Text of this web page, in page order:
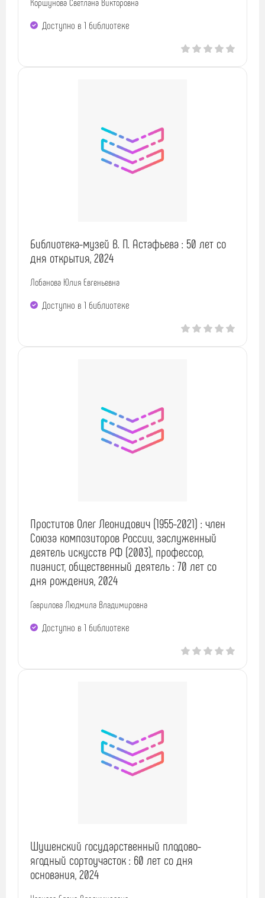
Доступно в 1 библиотекe
Библиотека-музей В. П. Астафьева : 50 лет со
дня открытия, 2024
Лобанова Юлия Евгеньевна
Доступно в 1 библиотекe
Проститов Олег Леонидович (1955-2021) : член
Союза композиторов России, заслуженный
деятель искусств РФ (2003), профессор,
пианист, общественный деятель : 70 лет со
дня рождения, 2024
Гаврилова Людмила Владимировна
Доступно в 1 библиотекe
Шушенский государственный плодово-
ягодный сортоучасток : 60 лет со дня
основания, 2024